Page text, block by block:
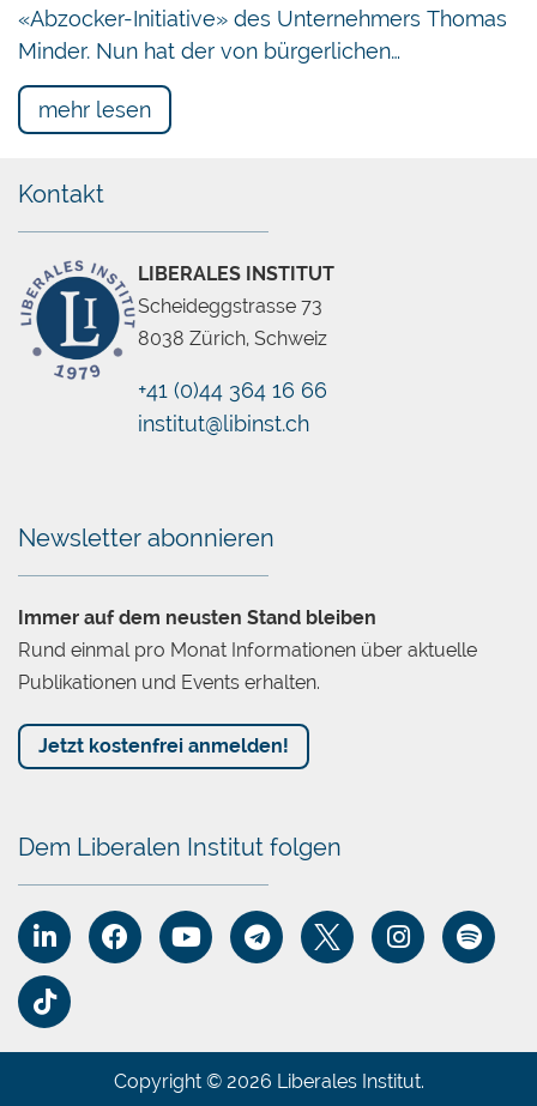
Chatbot
«Abzocker-Initiative» des Unternehmers Thomas
Minder. Nun hat der von bürgerlichen…
mehr lesen
Kontakt
LIBERALES INSTITUT
Scheideggstrasse 73
8038 Zürich, Schweiz
+41 (0)44 364 16 66
institut@libinst.ch
Newsletter abonnieren
Immer auf dem neusten Stand bleiben
Rund einmal pro Monat Informationen über aktuelle
Publikationen und Events erhalten.
Jetzt kostenfrei anmelden!
Dem Liberalen Institut folgen
Copyright © 2026 Liberales Institut.